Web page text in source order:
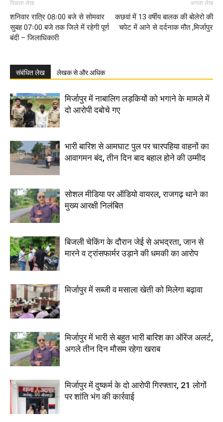
पिछला लेख
शनिवार रात्रि 08ः00 बजे से सोमवार
सुबह 07ः00 बजे तक जिले में रहेगी पूर्ण
बंदी – जिलाधिकारी
अगला लेख
कछवां में 13 वर्षीय बालक की बोलेरो की
चपेट में आने से दर्दनाक मौत ,मिर्जापुर
संबंधित लेख लेखक से और अधिक
मिर्जापुर में नाबालिग लड़कियों को भगाने के मामले में
दो आरोपी दबोचे गए
भारी बारिश से आमघाट पुल पर चारपहिया वाहनों का
आवागमन बंद, तीन दिन बाद बहाल होने की उम्मीद
सोशल मीडिया पर ऑडियो वायरल, राजगढ़ थाने का
मुख्य आरक्षी निलंबित
बिजली चेकिंग के दौरान जेई से अभद्रता, जान से
मारने व ट्रांसफार्मर उड़ाने की धमकी का आरोप
मिर्जापुर में सब्जी व मसाला खेती को मिलेगा बढ़ावा
मिर्जापुर में भारी से बहुत भारी बारिश का ऑरेंज अलर्ट,
अगले तीन दिन मौसम रहेगा खराब
मिर्जापुर में दुष्कर्म के दो आरोपी गिरफ्तार, 21 लोगों
पर शांति भंग की कार्रवाई